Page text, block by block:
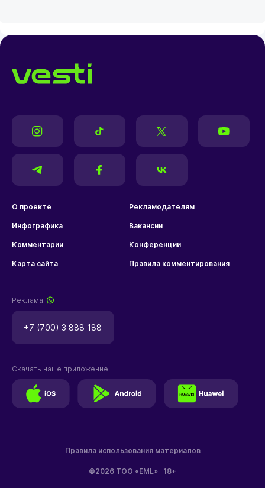
О проекте Рекламодателям
Инфографика Вакансии
Комментарии Конференции
Карта сайта Правила комментирования
Реклама
+7 (700) 3 888 188
©2026 ТОО «EML» 18+
Правила использования материалов
Скачать наше приложение